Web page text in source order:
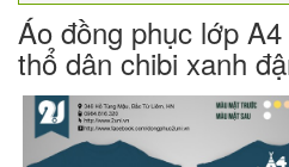
Áo đồng phục lớp
thổ dân chibi xanh